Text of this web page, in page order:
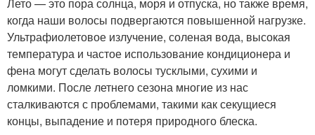
когда наши волосы подвергаются повышенной нагрузке.
Ультрафиолетовое излучение, соленая вода, высокая
температура и частое использование кондиционера и
фена могут сделать волосы тусклыми, сухими и
ломкими. После летнего сезона многие из нас
сталкиваются с проблемами, такими как секущиеся
концы, выпадение и потеря природного блеска.